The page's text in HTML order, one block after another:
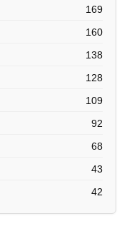
169
160
138
128
109
92
68
43
42